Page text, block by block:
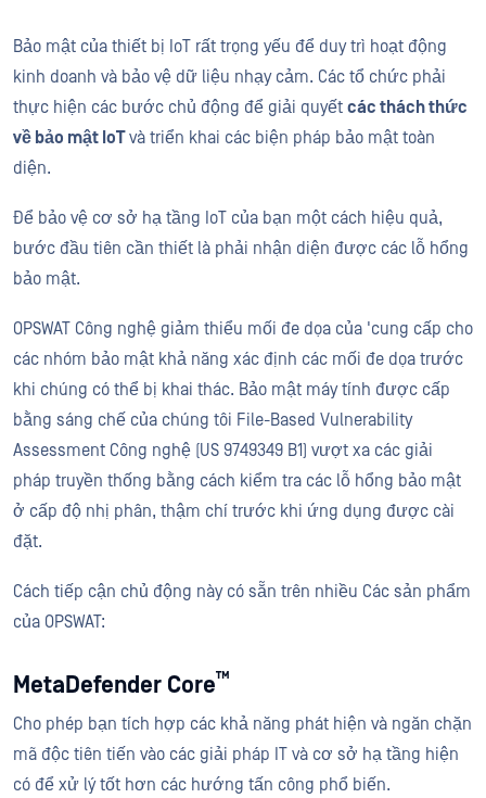
Bảo mật của thiết bị IoT rất trọng yếu để duy trì hoạt động
kinh doanh và bảo vệ dữ liệu nhạy cảm. Các tổ chức phải
thực hiện các bước chủ động để giải quyết các thách thức
về bảo mật IoTvà triển khai các biện pháp bảo mật toàn
diện.
Để bảo vệ cơ sở hạ tầng IoT của bạn một cách hiệu quả,
bước đầu tiên cần thiết là phải nhận diện được các lỗ hổng
bảo mật.
OPSWAT Công nghệ giảm thiểu mối đe dọa của 'cung cấp cho
các nhóm bảo mật khả năng xác định các mối đe dọa trước
khi chúng có thể bị khai thác. Bảo mật máy tính được cấp
bằng sáng chế của chúng tôi File-Based Vulnerability
Assessment Công nghệ (US 9749349 B1) vượt xa các giải
pháp truyền thống bằng cách kiểm tra các lỗ hổng bảo mật
ở cấp độ nhị phân, thậm chí trước khi ứng dụng được cài
đặt.
Cách tiếp cận chủ động này có sẵn trên nhiều Các sản phẩm
của OPSWAT:
MetaDefender Core™
Cho phép bạn tích hợp các khả năng phát hiện và ngăn chặn
mã độc tiên tiến vào các giải pháp IT và cơ sở hạ tầng hiện
có để xử lý tốt hơn các hướng tấn công phổ biến.